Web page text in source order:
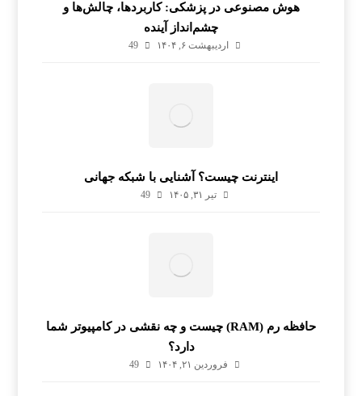
هوش مصنوعی در پزشکی: کاربردها، چالش‌ها و
چشم‌انداز آینده
اردیبهشت ۶, ۱۴۰۴ 49
اینترنت چیست؟ آشنایی با شبکه جهانی
تیر ۳۱, ۱۴۰۵ 49
حافظه رم (RAM) چیست و چه نقشی در کامپیوتر شما
دارد؟
فروردین ۲۱, ۱۴۰۴ 49